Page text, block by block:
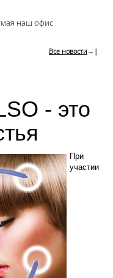
наш офис
Все новости →|
- это
При
участии